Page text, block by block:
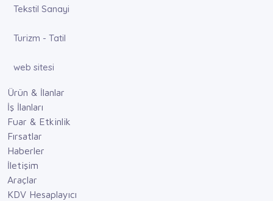
Tekstil Sanayi
Turizm - Tatil
web sitesi
Ürün & İlanlar
İş İlanları
Fuar & Etkinlik
Fırsatlar
Haberler
İletişim
Araçlar
KDV Hesaplayıcı